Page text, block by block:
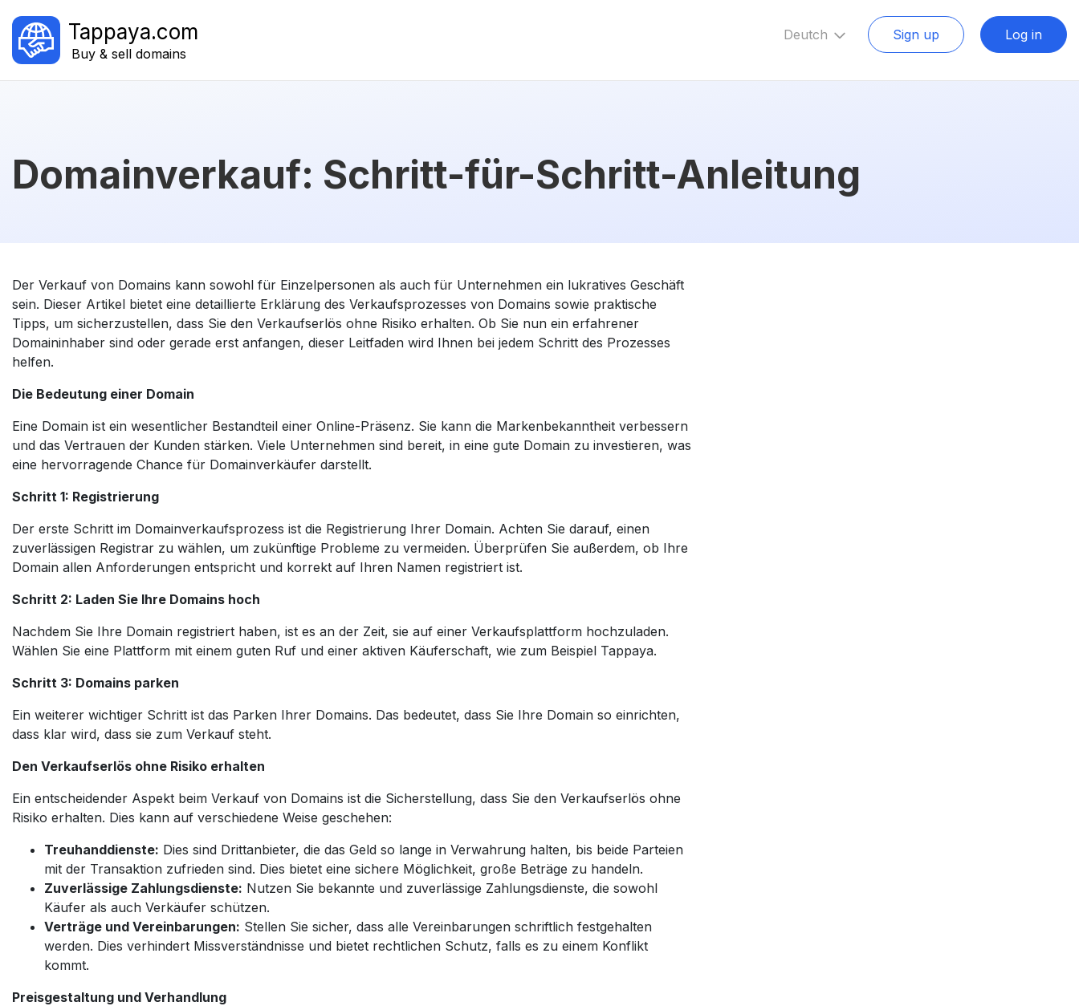
Tappaya.com
Buy & sell domains
Sign up Log in
Deutch
Domainverkauf: Schritt-für-Schritt-Anleitung
Der Verkauf von Domains kann sowohl für Einzelpersonen als auch für Unternehmen ein lukratives Geschäft
sein. Dieser Artikel bietet eine detaillierte Erklärung des Verkaufsprozesses von Domains sowie praktische
Tipps, um sicherzustellen, dass Sie den Verkaufserlös ohne Risiko erhalten. Ob Sie nun ein erfahrener
Domaininhaber sind oder gerade erst anfangen, dieser Leitfaden wird Ihnen bei jedem Schritt des Prozesses
helfen.
Die Bedeutung einer Domain
Eine Domain ist ein wesentlicher Bestandteil einer Online-Präsenz. Sie kann die Markenbekanntheit verbessern
und das Vertrauen der Kunden stärken. Viele Unternehmen sind bereit, in eine gute Domain zu investieren, was
eine hervorragende Chance für Domainverkäufer darstellt.
Schritt 1: Registrierung
Der erste Schritt im Domainverkaufsprozess ist die Registrierung Ihrer Domain. Achten Sie darauf, einen
zuverlässigen Registrar zu wählen, um zukünftige Probleme zu vermeiden. Überprüfen Sie außerdem, ob Ihre
Domain allen Anforderungen entspricht und korrekt auf Ihren Namen registriert ist.
Schritt 2: Laden Sie Ihre Domains hoch
Nachdem Sie Ihre Domain registriert haben, ist es an der Zeit, sie auf einer Verkaufsplattform hochzuladen.
Wählen Sie eine Plattform mit einem guten Ruf und einer aktiven Käuferschaft, wie zum Beispiel Tappaya.
Schritt 3: Domains parken
Ein weiterer wichtiger Schritt ist das Parken Ihrer Domains. Das bedeutet, dass Sie Ihre Domain so einrichten,
dass klar wird, dass sie zum Verkauf steht.
Den Verkaufserlös ohne Risiko erhalten
Ein entscheidender Aspekt beim Verkauf von Domains ist die Sicherstellung, dass Sie den Verkaufserlös ohne
Risiko erhalten. Dies kann auf verschiedene Weise geschehen:
Treuhanddienste: Dies sind Drittanbieter, die das Geld so lange in Verwahrung halten, bis beide Parteien
mit der Transaktion zufrieden sind. Dies bietet eine sichere Möglichkeit, große Beträge zu handeln.
Zuverlässige Zahlungsdienste: Nutzen Sie bekannte und zuverlässige Zahlungsdienste, die sowohl
Käufer als auch Verkäufer schützen.
Verträge und Vereinbarungen: Stellen Sie sicher, dass alle Vereinbarungen schriftlich festgehalten
werden. Dies verhindert Missverständnisse und bietet rechtlichen Schutz, falls es zu einem Konflikt
kommt.
Preisgestaltung und Verhandlung